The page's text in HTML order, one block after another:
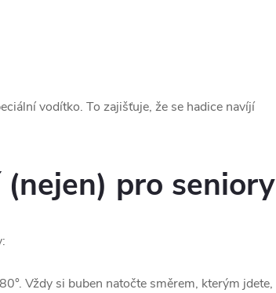
vodítko. To zajišťuje, že se hadice navíjí
pro seniory
Vždy si buben natočte směrem, kterým jdete,